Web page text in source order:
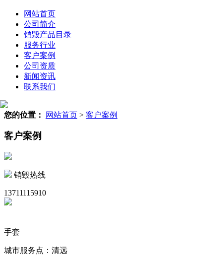
网站首页
公司简介
销毁产品目录
服务行业
客户案例
公司资质
新闻资讯
联系我们
您的位置： 网站首页 > 客户案例
客户案例
销毁热线
13711115910
手套
城市服务点：清远